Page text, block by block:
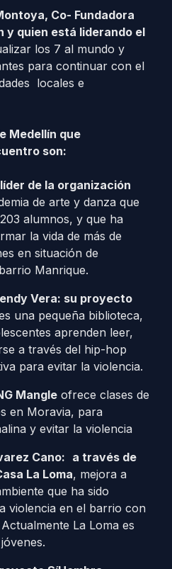
Co- Fundadora
y quien está liderando el
los 7 al mundo y
para continuar con el
locales e
Medellín que
son:
de la organización
de arte y danza que
alumnos, y que ha
la vida de más de
en situación de
Manrique.
Vera: su proyecto
una pequeña biblioteca,
aprenden leer,
a través del hip-hop
para evitar la violencia.
Mangleofrece clases de
en Moravia, para
y evitar la violencia
Cano: a través de
La Loma, mejora a
que ha sido
violencia en el barrio con
La Loma es